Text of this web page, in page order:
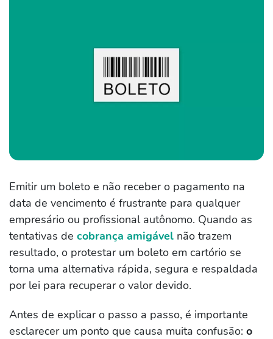
Emitir um boleto e não receber o pagamento na
data de vencimento é frustrante para qualquer
empresário ou profissional autônomo. Quando as
tentativas de cobrança amigável não trazem
resultado, o protestar um boleto em cartório se
torna uma alternativa rápida, segura e respaldada
por lei para recuperar o valor devido.
Antes de explicar o passo a passo, é importante
esclarecer um ponto que causa muita confusão: o